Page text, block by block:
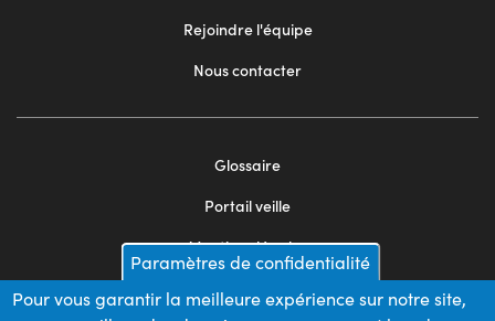
Rejoindre l'équipe
Nous contacter
Glossaire
Portail veille
Mentions légales
Appels d'offres
Paramètres de confidentialité
Pour vous garantir la meilleure expérience sur notre site,